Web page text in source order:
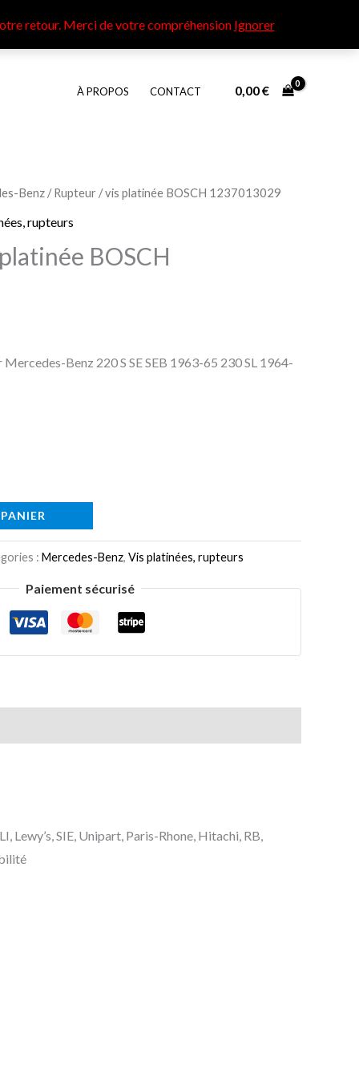
retour​. Merci de votre compréhension Ignorer
À PROPOS CONTACT 0,00€
Benz / Rupteur / vis platinée BOSCH 1237013029
rupteurs
BOSCH
Benz 220 S SE SEB 1963-65 230 SL 1964-
: Mercedes-Benz, Vis platinées, rupteurs
Paiement sécurisé
SIE, Unipart, Paris-Rhone, Hitachi, RB,